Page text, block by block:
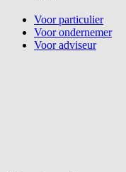
Voor particulier
Voor ondernemer
Voor adviseur